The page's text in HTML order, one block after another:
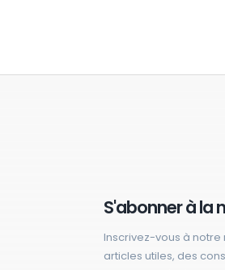
S'abonner à la
Inscrivez-vous à
articles utiles, des